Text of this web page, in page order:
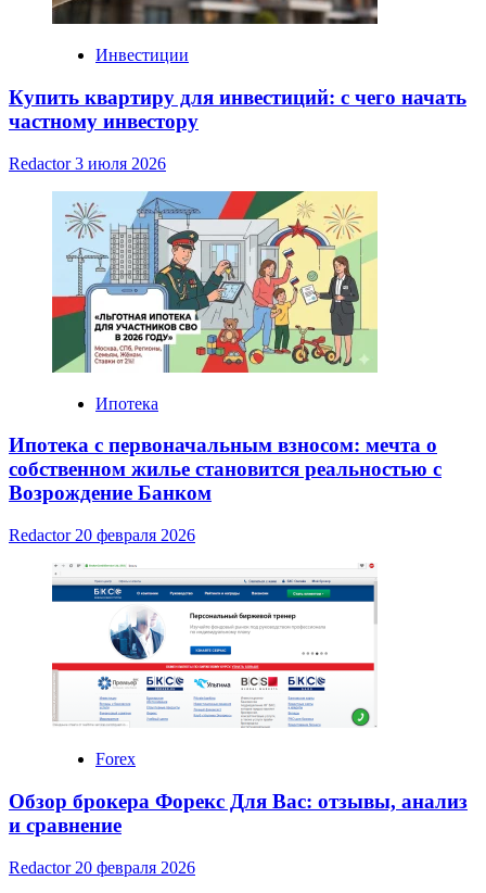
Инвестиции
Купить квартиру для инвестиций: с чего начать
частному инвестору
Redactor3 июля 2026
Ипотека
Ипотека с первоначальным взносом: мечта о
собственном жилье становится реальностью с
Возрождение Банком
Redactor 20 февраля 2026
Forex
Обзор брокера Форекс Для Вас: отзывы, анализ
и сравнение
Redactor 20 февраля 2026